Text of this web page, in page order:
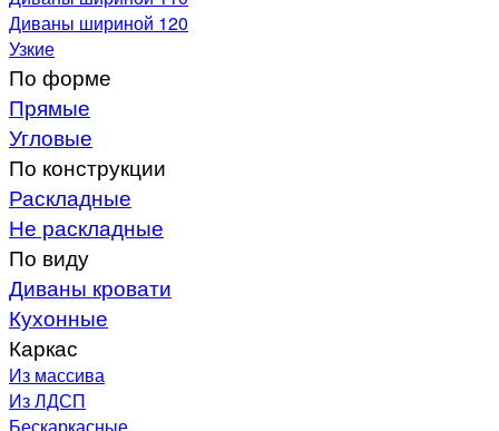
Диваны шириной 120
Узкие
По форме
Прямые
Угловые
По конструкции
Раскладные
Не раскладные
По виду
Диваны кровати
Кухонные
Каркас
Из массива
Из ЛДСП